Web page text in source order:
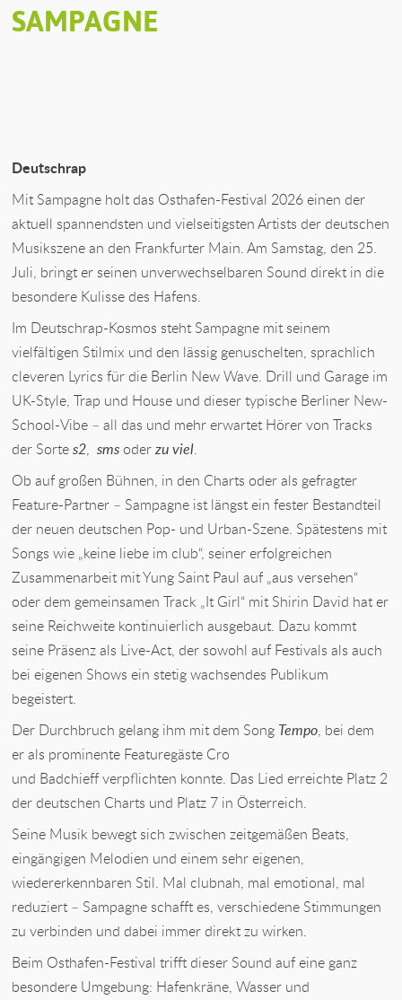
SAMPAGNE
Deutschrap
Mit Sampagne holt das Osthafen-Festival 2026 einen der
aktuell spannendsten und vielseitigsten Artists der deutschen
Musikszene an den Frankfurter Main. Am Samstag, den 25.
Juli, bringt er seinen unverwechselbaren Sound direkt in die
besondere Kulisse des Hafens.
Im Deutschrap-Kosmos steht Sampagne mit seinem
vielfältigen Stilmix und den lässig genuschelten, sprachlich
cleveren Lyrics für die Berlin New Wave. Drill und Garage im
UK-Style, Trap und House und dieser typische Berliner New-
School-Vibe – all das und mehr erwartet Hörer von Tracks
der Sortes2,sms oderzu viel.
Ob auf großen Bühnen, in den Charts oder als gefragter
Feature-Partner – Sampagne ist längst ein fester Bestandteil
der neuen deutschen Pop- und Urban-Szene. Spätestens mit
Songs wie „keine liebe im club“, seiner erfolgreichen
Zusammenarbeit mit Yung Saint Paul auf „aus versehen“
oder dem gemeinsamen Track „It Girl“ mit Shirin David hat er
seine Reichweite kontinuierlich ausgebaut. Dazu kommt
seine Präsenz als Live-Act, der sowohl auf Festivals als auch
bei eigenen Shows ein stetig wachsendes Publikum
begeistert.
Der Durchbruch gelang ihm mit dem Song Tempo, bei dem
er als prominente Featuregäste Cro
und Badchieff verpflichten konnte. Das Lied erreichte Platz 2
der deutschen Charts und Platz 7 in Österreich.
Seine Musik bewegt sich zwischen zeitgemäßen Beats,
eingängigen Melodien und einem sehr eigenen,
wiedererkennbaren Stil. Mal clubnah, mal emotional, mal
reduziert – Sampagne schafft es, verschiedene Stimmungen
zu verbinden und dabei immer direkt zu wirken.
Beim Osthafen-Festival trifft dieser Sound auf eine ganz
besondere Umgebung: Hafenkräne, Wasser und